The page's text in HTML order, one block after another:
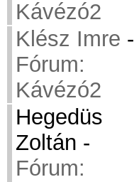
Kávézó2
Klész Imre -
Fórum:
Kávézó2
Hegedüs
Zoltán -
Fórum: